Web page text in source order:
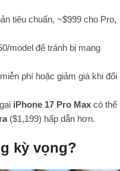
tiêu chuẩn, ~$999 cho Pro,
model để tránh bị mang
miễn phí hoặc giảm giá khi đổi
iPhone 17 Pro Max có thể
($1,199) hấp dẫn hơn.
kỳ vọng?